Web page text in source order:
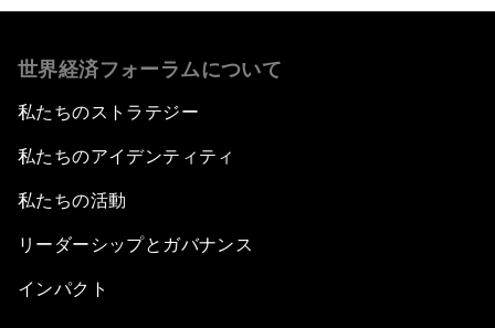
世界経済フォーラムについて
私たちのストラテジー
私たちのアイデンティティ
私たちの活動
リーダーシップとガバナンス
インパクト